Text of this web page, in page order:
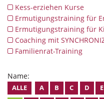
Kess-erziehen Kurse
Ermutigungstraining für
Ermutigungstraining für
Coaching mit
Familienrat-Training
Name:
ALLE A B C D E